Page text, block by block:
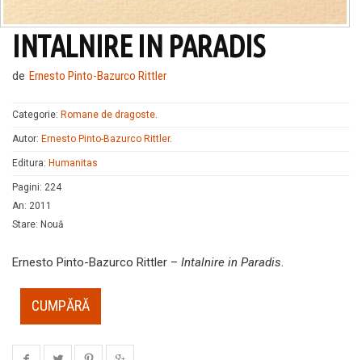
INTALNIRE IN PARADIS
de Ernesto Pinto-Bazurco Rittler
Categorie: Romane de dragoste
Autor: Ernesto Pinto-Bazurco Rittler.
Editura: Humanitas
Pagini: 224
An: 2011
Stare: Nouă
Ernesto Pinto-Bazurco Rittler – Intalnire in Paradis.
CUMPĂRĂ